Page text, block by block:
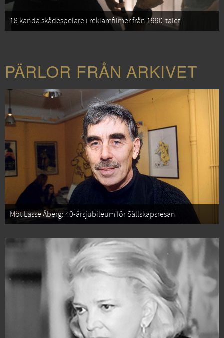
18 kända skådespelare i reklamfilmer från 1990-talet
PÄRLOR FRÅN ARKIVET
Möt Lasse Åberg: 40-årsjubileum för Sällskapsresan